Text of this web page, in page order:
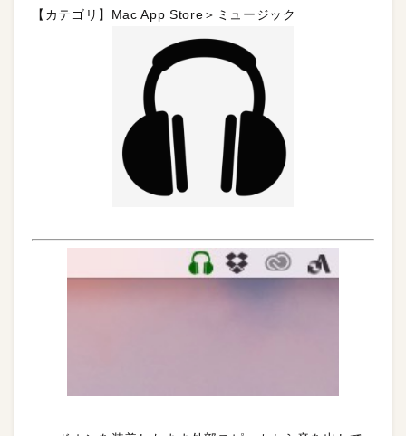
【カテゴリ】Mac App Store＞ミュージック